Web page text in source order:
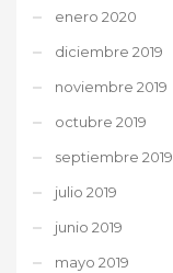
enero 2020
diciembre 2019
noviembre 2019
octubre 2019
septiembre 2019
julio 2019
junio 2019
mayo 2019